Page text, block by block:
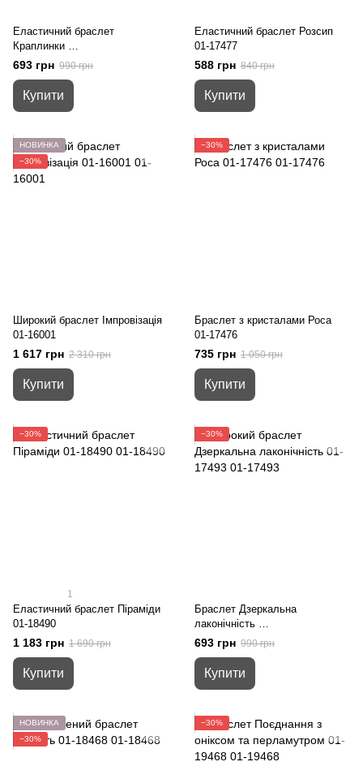
Еластичний браслет
Краплинки
01-17017
693 грн 990 грн
Купити
Еластичний браслет Розсип
01-17477
588 грн 840 грн
Купити
НОВИНКА
−30%
Широкий браслет Імпровізація
01-16001
1 617 грн 2 310 грн
Купити
−30%
Браслет з кристалами Роса
01-17476
735 грн 1 050 грн
Купити
−30%
1
Еластичний браслет Піраміди
01-18490
1 183 грн 1 690 грн
Купити
−30%
Браслет Дзеркальна
лаконічність
01-17493
693 грн 990 грн
Купити
НОВИНКА
−30%
−30%